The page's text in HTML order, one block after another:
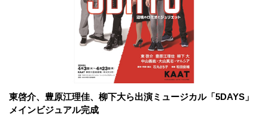
東啓介、豊原江理佳、柳下大ら出演ミュージカル「5DAYS」
メインビジュアル完成